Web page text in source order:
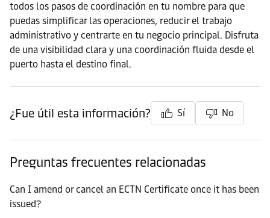
todos los pasos de coordinación en tu nombre para que
puedas simplificar las operaciones, reducir el trabajo
administrativo y centrarte en tu negocio principal. Disfruta
de una visibilidad clara y una coordinación fluida desde el
puerto hasta el destino final.
¿Fue útil esta información? Sí No
Preguntas frecuentes relacionadas
Can I amend or cancel an ECTN Certificate once it has been
issued?